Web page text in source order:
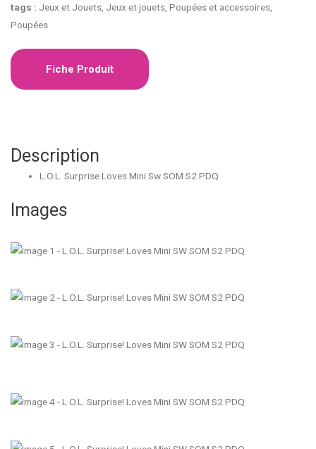
tags : Jeux et Jouets, Jeux et jouets, Poupées et accessoires,
Poupées
Fiche Produit
Description
L.O.L. Surprise Loves Mini Sw SOM S2 PDQ
Images